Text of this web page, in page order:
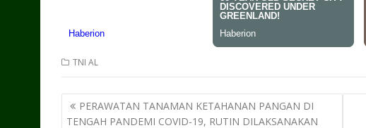
TNI AL
Post
navigation
PERAWATAN TANAMAN KETAHANAN PANGAN DI
TENGAH PANDEMI COVID-19, RUTIN DILAKSANAKAN